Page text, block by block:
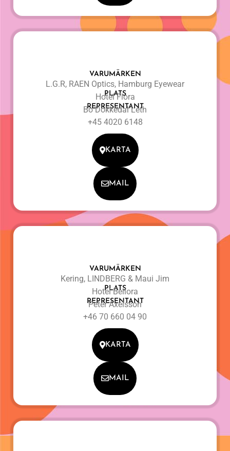
VARUMÄRKEN
L.G.R, RAEN Optics, Hamburg Eyewear
PLATS
Hotel Flora
REPRESENTANT
Bo Dokkedal Leth
+45 4020 6148
KARTA
MAIL
VARUMÄRKEN
Kering, LINDBERG & Maui Jim
PLATS
Hotel Bellora
REPRESENTANT
Peter Axelsson
+46 70 660 04 90
KARTA
MAIL